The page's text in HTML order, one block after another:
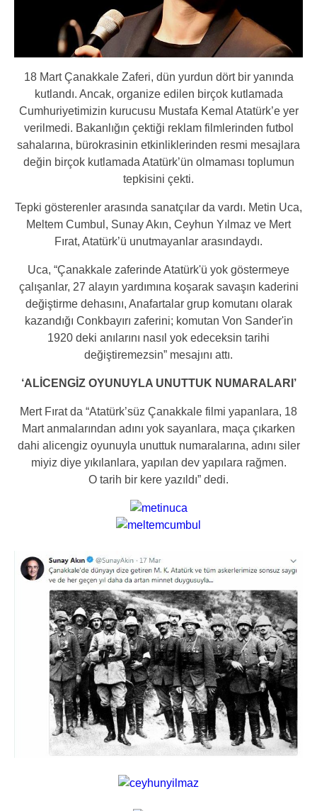
18 Mart Çanakkale Zaferi, dün yurdun dört bir yanında
kutlandı. Ancak, organize edilen birçok kutlamada
Cumhuriyetimizin kurucusu Mustafa Kemal Atatürk’e yer
verilmedi. Bakanlığın çektiği reklam filmlerinden futbol
sahalarına, bürokrasinin etkinliklerinden resmi mesajlara
değin birçok kutlamada Atatürk’ün olmaması toplumun
tepkisini çekti.
Tepki gösterenler arasında sanatçılar da vardı. Metin Uca,
Meltem Cumbul, Sunay Akın, Ceyhun Yılmaz ve Mert
Fırat, Atatürk’ü unutmayanlar arasındaydı.
Uca, “Çanakkale zaferinde Atatürk'ü yok göstermeye
çalışanlar, 27 alayın yardımına koşarak savaşın kaderini
değiştirme dehasını, Anafartalar grup komutanı olarak
kazandığı Conkbayırı zaferini; komutan Von Sander'in
1920 deki anılarını nasıl yok edeceksin tarihi
değiştiremezsin” mesajını attı.
‘ALİCENGİZ OYUNUYLA UNUTTUK NUMARALARI’
Mert Fırat da “Atatürk’süz Çanakkale filmi yapanlara, 18
Mart anmalarından adını yok sayanlara, maça çıkarken
dahi alicengiz oyunuyla unuttuk numaralarına, adını siler
miyiz diye yıkılanlara, yapılan dev yapılara rağmen.
O tarih bir kere yazıldı” dedi.